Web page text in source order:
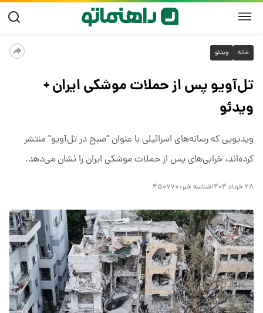
خانه ویدئو
تل‌آویو پس از حملات موشکی ایران +
ویدئو
ویدیویی که رسانه‌های اسرائیلی با عنوان "صبح در تل‌آویو" منتشر
کرده‌اند، خرابی‌های پس از حملات موشکی ایران را نشان می‌دهد.
۲۸ خرداد ۱۴۰۴ شناسه خبر: ۴۵۰۷۷۰